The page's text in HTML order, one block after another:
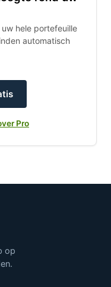
hele portefeuille
automatisch
Pro
op